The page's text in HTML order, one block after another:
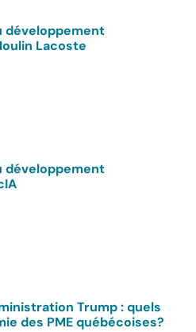
développement
Lacoste
développement
Trump : quels
des PME québécoises?